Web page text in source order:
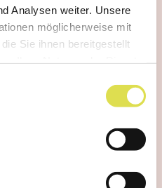
Analysen weiter. Unsere
möglicherweise mit
Sie ihnen bereitgestellt
/18